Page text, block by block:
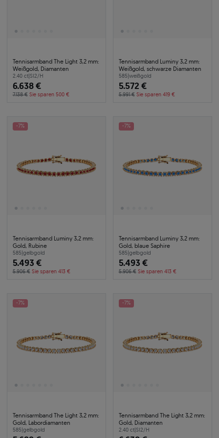
Tennisarmband The Light 3,2 mm:
Weißgold, Diamanten
2.40 ct|SI2/H
6.638 €
7.138 € Sie sparen 500 €
Tennisarmband Luminy 3,2 mm:
Weißgold, schwarze Diamanten
585|weißgold
5.572 €
5.991 € Sie sparen 419 €
-7%
Tennisarmband Luminy 3,2 mm:
Gold, Rubine
585|gelbgold
5.493 €
5.906 € Sie sparen 413 €
-7%
Tennisarmband Luminy 3,2 mm:
Gold, blaue Saphire
585|gelbgold
5.493 €
5.906 € Sie sparen 413 €
-7%
Tennisarmband The Light 3,2 mm:
Gold, Labordiamanten
585|gelbgold
-7%
Tennisarmband The Light 3,2 mm:
Gold, Diamanten
2.40 ct|SI2/H